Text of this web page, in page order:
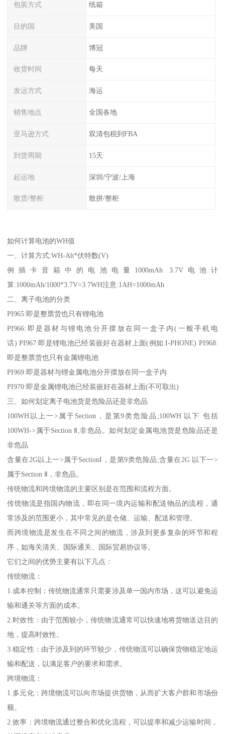
包装方式 纸箱
目的国 美国
品牌 博冠
收货时间 每天
发运方式 海运
销售地点 全国各地
亚马逊方式 双清包税到FBA
到货周期 15天
起运地 深圳/宁波/上海
散货/整柜 散拼/整柜
如何计算电池的WH值
一、计算方式:WH-Ah*伏特数(V)
例插卡音箱中的电池电量1000mAh 3.7V电池计
算:1000mAh/1000*3.7V=3.7WH注意:1AH=1000mAh
二、离子电池的分类
PI965:即是整票货也只有锂电池
PI966:即是器材与锂电池分开摆放在同一盒子内(一般手机电
话) PI967:即是锂电池已经装嵌好在器材上面(例如:I-PHONE) PI968:
即是整票货也只有金属锂电池
PI969:即是器材与锂金属电池分开摆放在同一盒子内
PI970:即是金属锂电池已经装嵌好在器材上面(不可取出)
三、如何划定离子电池货是危险品还是非危品
100WH以上一>属于Section，是第9类危险品;100WH 以下 包括
100WH->属于Section Ⅱ,非危品。如何划定金属电池货是危险品还是
非危品
含量在2G以上一>属于SectionI，是第9类危险品;含量在2G 以下一>
属于Section Ⅱ，非危品。
传统物流和跨境物流的主要区别是在范围和流程方面。
传统物流是指国内物流，即在同一境内运输和配送物品的流程，通
常涉及的范围更小，其中常见的是仓储、运输、配送和管理。
而跨境物流是发生在不同之间的物流，涉及到更多复杂的环节和程
序，如海关清关、国际通关、国际贸易协议等。
它们之间的优势主要有以下几点：
传统物流：
1.成本控制：传统物流通常只需要涉及单一国内市场，这可以避免运
输和通关等方面的成本。
2.时效性：由于范围较小，传统物流通常可以快速地将货物送达目的
地，提高时效性。
3.稳定性：由于涉及到的环节较少，传统物流可以确保货物稳定地运
输和配送，以满足客户的要求和需求。
跨境物流：
1.多元化：跨境物流可以向市场提供货物，从而扩大客户群和市场份
额。
2.效率：跨境物流通过整合和优化流程，可以提率和减少运输时间，